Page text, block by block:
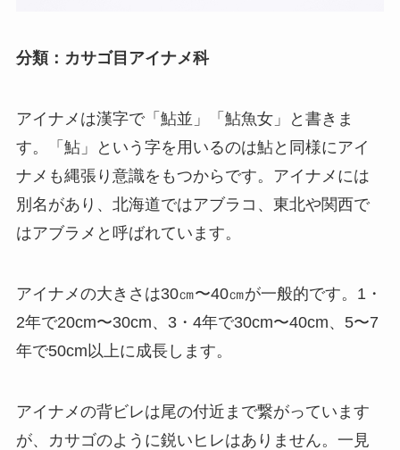
分類：カサゴ目アイナメ科
アイナメは漢字で「鮎並」「鮎魚女」と書きま
す。「鮎」という字を用いるのは鮎と同様にアイ
ナメも縄張り意識をもつからです。アイナメには
別名があり、北海道ではアブラコ、東北や関西で
はアブラメと呼ばれています。
アイナメの大きさは30㎝〜40㎝が一般的です。1・
2年で20cm〜30cm、3・4年で30cm〜40cm、5〜7
年で50cm以上に成長します。
アイナメの背ビレは尾の付近まで繋がっています
が、カサゴのように鋭いヒレはありません。一見